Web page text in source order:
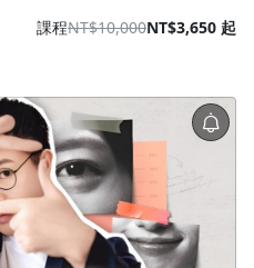
課程NT$10,000NT$3,650 起